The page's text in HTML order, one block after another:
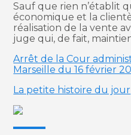
Sauf que rien n’établit
économique et la
réalisation de la vente
juge qui, de fait,
Arrêt de la Cour
Marseille du 16 février
La petite histoire du jour